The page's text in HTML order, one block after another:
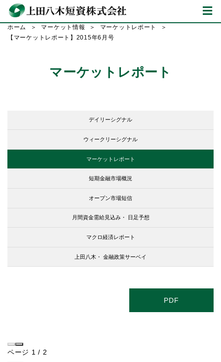
ホーム マーケット情報
マーケットレポート
【マーケットレポート】2015年6月号
マーケットレポート
デイリーシグナル
ウィークリーシグナル
マーケットレポート
短期金融市場概況
オープン市場短信
月間資金需給見込み・ 日足予想
マクロ経済レポート
上田八木・ 金融政策サーベイ
PDF
ページ 1 / 2